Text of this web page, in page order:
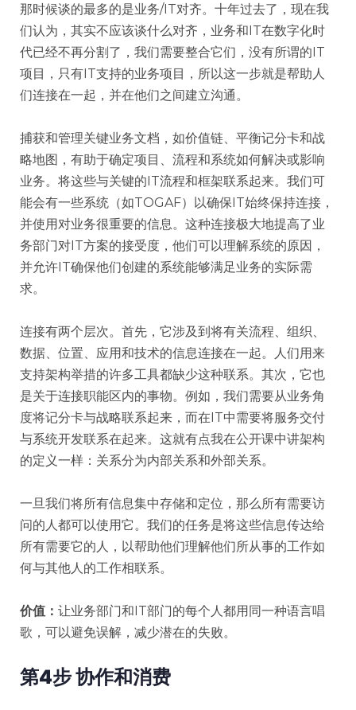
那时候谈的最多的是业务/IT对齐。十年过去了，现在我
们认为，其实不应该谈什么对齐，业务和IT在数字化时
代已经不再分割了，我们需要整合它们，没有所谓的IT
项目，只有IT支持的业务项目，所以这一步就是帮助人
们连接在一起，并在他们之间建立沟通。
捕获和管理关键业务文档，如价值链、平衡记分卡和战
略地图，有助于确定项目、流程和系统如何解决或影响
业务。将这些与关键的IT流程和框架联系起来。我们可
能会有一些系统（如TOGAF）以确保IT始终保持连接，
并使用对业务很重要的信息。这种连接极大地提高了业
务部门对IT方案的接受度，他们可以理解系统的原因，
并允许IT确保他们创建的系统能够满足业务的实际需
求。
连接有两个层次。首先，它涉及到将有关流程、组织、
数据、位置、应用和技术的信息连接在一起。人们用来
支持架构举措的许多工具都缺少这种联系。其次，它也
是关于连接职能区内的事物。例如，我们需要从业务角
度将记分卡与战略联系起来，而在IT中需要将服务交付
与系统开发联系在起来。这就有点我在公开课中讲架构
的定义一样：关系分为内部关系和外部关系。
一旦我们将所有信息集中存储和定位，那么所有需要访
问的人都可以使用它。我们的任务是将这些信息传达给
所有需要它的人，以帮助他们理解他们所从事的工作如
何与其他人的工作相联系。
价值： 让业务部门和IT部门的每个人都用同一种语言唱
歌，可以避免误解，减少潜在的失败。
第4步 协作和消费